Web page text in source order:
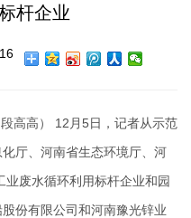
杆企业
高高） 12月5日，记者从示范
厅、河南省生态环境厅、河
废水循环利用标杆企业和园
份有限公司和河南豫光锌业